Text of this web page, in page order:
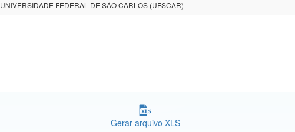
UNIVERSIDADE FEDERAL DE SÃO CARLOS (UFSCAR)
Gerar arquivo XLS